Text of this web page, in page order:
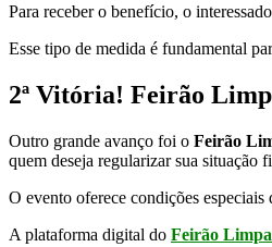
Para receber o benefício, o
Esse tipo de medida é fundamental
2ª Vitória! Feirão
Outro grande avanço foi o Feirão
quem deseja regularizar sua situação
O evento oferece condições
A plataforma digital do Feirão